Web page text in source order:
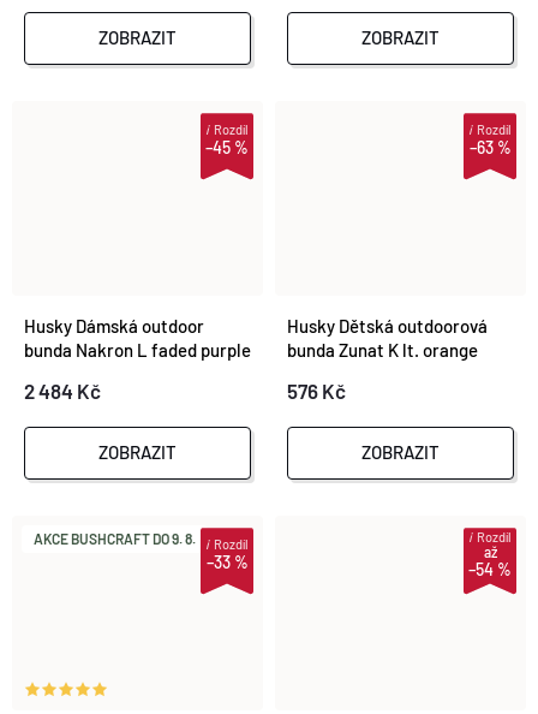
ZOBRAZIT ZOBRAZIT
–45 %
iRozdíl
Husky Dámská outdoor
bunda Nakron L faded purple
2 484 Kč
ZOBRAZIT
–63 %
iRozdíl
Husky Dětská outdoorová
bunda Zunat K lt. orange
576 Kč
ZOBRAZIT
AKCE BUSHCRAFT DO 9. 8.
–33 %
iRozdíl až
–54 %
iRozdíl